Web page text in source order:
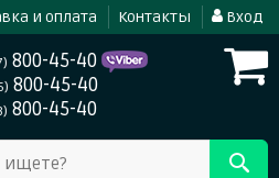
и оплата Контакты Вход
800-45-40
800-45-40
800-45-40
ищете?